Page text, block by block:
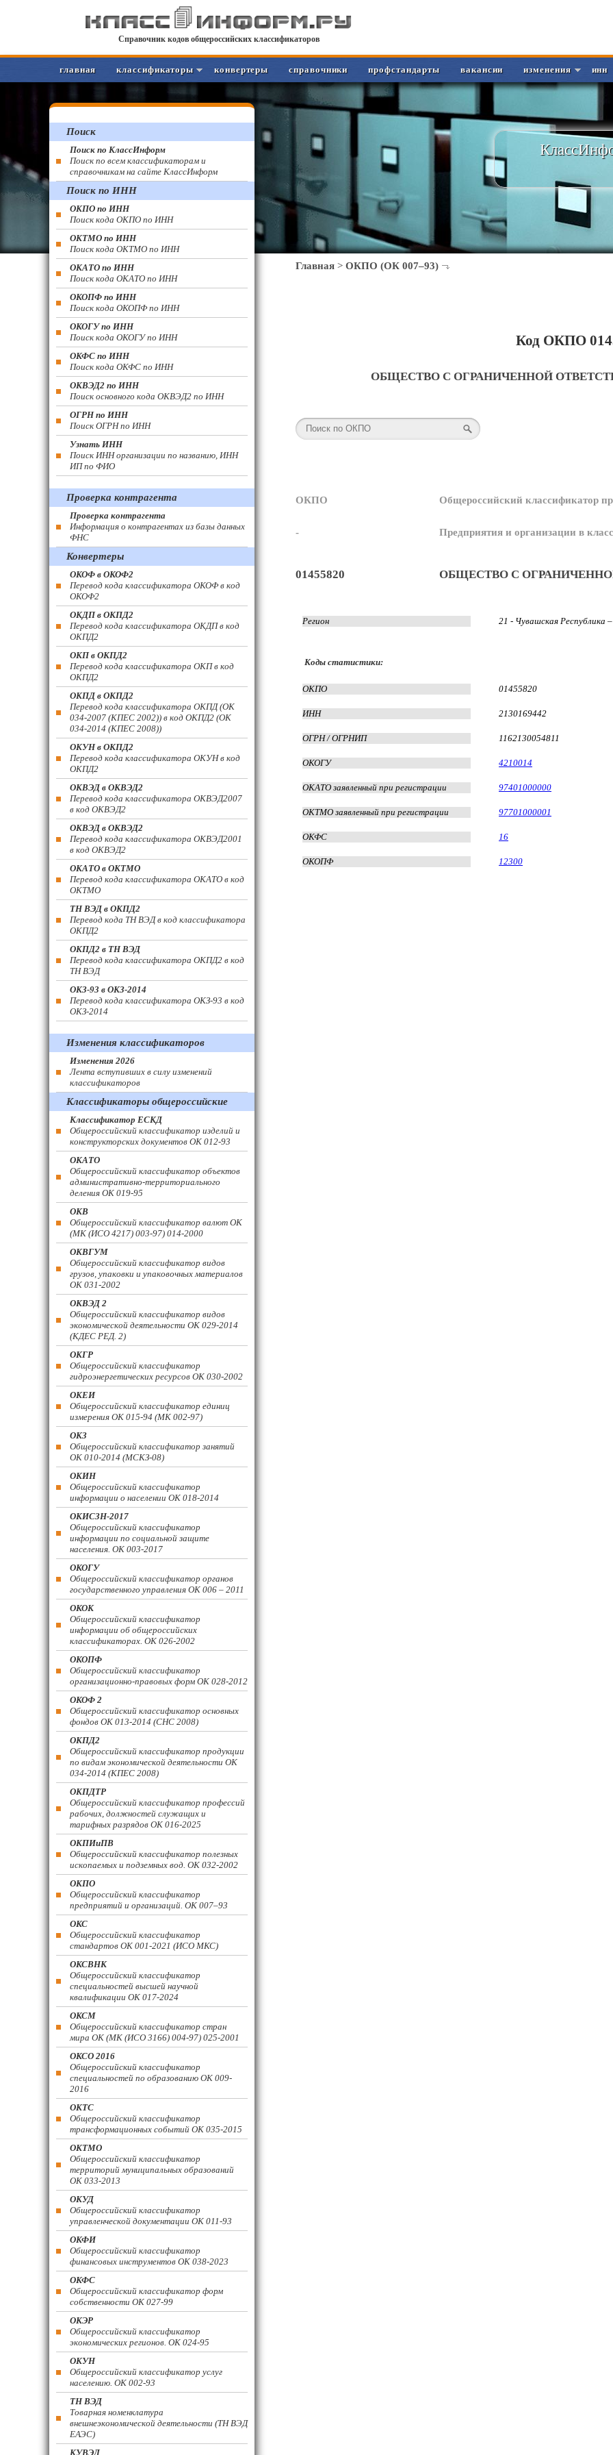
Справочник кодов общероссийских классификаторов
главная классификаторы конвертеры справочники профстандарты вакансии изменения инн
Главная > ОКПО (ОК 007–93)
Код ОКПО
ОБЩЕСТВО С ОГРАНИЧЕННОЙ
ОКПО Общероссийский классификатор
- Предприятия и организации в
01455820 ОБЩЕСТВО С
Регион 21 - Чувашская Республика
Коды статистики:
ОКПО 01455820
ИНН 2130169442
ОГРН / ОГРНИП 1162130054811
ОКОГУ 4210014
ОКАТО заявленный при регистрации 97401000000
ОКТМО заявленный при регистрации 97701000001
ОКФС 16
ОКОПФ 12300
Поиск
Поиск по КлассИнформ
Поиск по всем классификаторам и
справочникам на сайте КлассИнформ
Поиск по ИНН
ОКПО по ИНН
Поиск кода ОКПО по ИНН
ОКТМО по ИНН
Поиск кода ОКТМО по ИНН
ОКАТО по ИНН
Поиск кода ОКАТО по ИНН
ОКОПФ по ИНН
Поиск кода ОКОПФ по ИНН
ОКОГУ по ИНН
Поиск кода ОКОГУ по ИНН
ОКФС по ИНН
Поиск кода ОКФС по ИНН
ОКВЭД2 по ИНН
Поиск основного кода ОКВЭД2 по ИНН
ОГРН по ИНН
Поиск ОГРН по ИНН
Узнать ИНН
Поиск ИНН организации по названию, ИНН
ИП по ФИО
Проверка контрагента
Проверка контрагента
Информация о контрагентах из базы данных
ФНС
Конвертеры
ОКОФ в ОКОФ2
Перевод кода классификатора ОКОФ в код
ОКОФ2
ОКДП в ОКПД2
Перевод кода классификатора ОКДП в код
ОКПД2
ОКП в ОКПД2
Перевод кода классификатора ОКП в код
ОКПД2
ОКПД в ОКПД2
Перевод кода классификатора ОКПД (ОК
034-2007 (КПЕС 2002)) в код ОКПД2 (ОК
034-2014 (КПЕС 2008))
ОКУН в ОКПД2
Перевод кода классификатора ОКУН в код
ОКПД2
ОКВЭД в ОКВЭД2
Перевод кода классификатора ОКВЭД2007
в код ОКВЭД2
ОКВЭД в ОКВЭД2
Перевод кода классификатора ОКВЭД2001
в код ОКВЭД2
ОКАТО в ОКТМО
Перевод кода классификатора ОКАТО в код
ОКТМО
ТН ВЭД в ОКПД2
Перевод кода ТН ВЭД в код классификатора
ОКПД2
ОКПД2 в ТН ВЭД
Перевод кода классификатора ОКПД2 в код
ТН ВЭД
ОКЗ-93 в ОКЗ-2014
Перевод кода классификатора ОКЗ-93 в код
ОКЗ-2014
Изменения классификаторов
Изменения 2026
Лента вступивших в силу изменений
классификаторов
Классификаторы общероссийские
Классификатор ЕСКД
Общероссийский классификатор изделий и
конструкторских документов ОК 012-93
ОКАТО
Общероссийский классификатор объектов
административно-территориального
деления ОК 019-95
ОКВ
Общероссийский классификатор валют ОК
(МК (ИСО 4217) 003-97) 014-2000
ОКВГУМ
Общероссийский классификатор видов
грузов, упаковки и упаковочных материалов
ОК 031-2002
ОКВЭД 2
Общероссийский классификатор видов
экономической деятельности ОК 029-2014
(КДЕС РЕД. 2)
ОКГР
Общероссийский классификатор
гидроэнергетических ресурсов ОК 030-2002
ОКЕИ
Общероссийский классификатор единиц
измерения ОК 015-94 (МК 002-97)
ОКЗ
Общероссийский классификатор занятий
ОК 010-2014 (МСКЗ-08)
ОКИН
Общероссийский классификатор
информации о населении ОК 018-2014
ОКИСЗН-2017
Общероссийский классификатор
информации по социальной защите
населения. ОК 003-2017
ОКОГУ
Общероссийский классификатор органов
государственного управления ОК 006 – 2011
ОКОК
Общероссийский классификатор
информации об общероссийских
классификаторах. ОК 026-2002
ОКОПФ
Общероссийский классификатор
организационно-правовых форм ОК 028-2012
ОКОФ 2
Общероссийский классификатор основных
фондов ОК 013-2014 (СНС 2008)
ОКПД2
Общероссийский классификатор продукции
по видам экономической деятельности ОК
034-2014 (КПЕС 2008)
ОКПДТР
Общероссийский классификатор профессий
рабочих, должностей служащих и
тарифных разрядов ОК 016-2025
ОКПИиПВ
Общероссийский классификатор полезных
ископаемых и подземных вод. ОК 032-2002
ОКПО
Общероссийский классификатор
предприятий и организаций. ОК 007–93
ОКС
Общероссийский классификатор
стандартов ОК 001-2021 (ИСО МКС)
ОКСВНК
Общероссийский классификатор
специальностей высшей научной
квалификации ОК 017-2024
ОКСМ
Общероссийский классификатор стран
мира ОК (МК (ИСО 3166) 004-97) 025-2001
ОКСО 2016
Общероссийский классификатор
специальностей по образованию ОК 009-
2016
ОКТС
Общероссийский классификатор
трансформационных событий ОК 035-2015
ОКТМО
Общероссийский классификатор
территорий муниципальных образований
ОК 033-2013
ОКУД
Общероссийский классификатор
управленческой документации ОК 011-93
ОКФИ
Общероссийский классификатор
финансовых инструментов OK 038-2023
ОКФС
Общероссийский классификатор форм
собственности ОК 027-99
ОКЭР
Общероссийский классификатор
экономических регионов. ОК 024-95
ОКУН
Общероссийский классификатор услуг
населению. ОК 002-93
ТН ВЭД
Товарная номенклатура
внешнеэкономической деятельности (ТН ВЭД
ЕАЭС)
КУВЭД